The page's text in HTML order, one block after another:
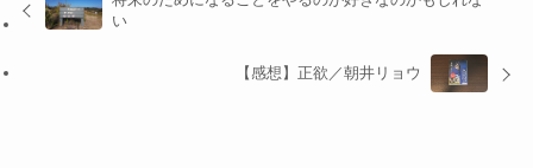
い
【感想】正欲／朝井リョウ